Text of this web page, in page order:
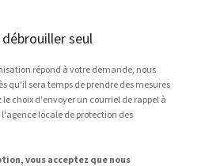
seul
répond à votre demande, nous
qu'il sera temps de prendre des mesures
choix d'envoyer un courriel de rappel à
locale de protection des
vous acceptez que nous